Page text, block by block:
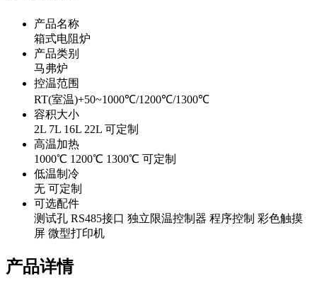
产品名称
箱式电阻炉
产品类别
马弗炉
控温范围
RT(室温)+50~1000℃/1200℃/1300℃
容积大小
2L 7L 16L 22L 可定制
高温加热
1000℃ 1200℃ 1300℃ 可定制
低温制冷
无 可定制
可选配件
测试孔 RS485接口 独立限温控制器 程序控制 彩色触摸
屏 微型打印机
产品详情